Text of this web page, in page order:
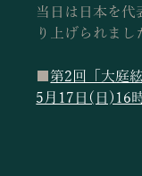
当日は日本を代
り上げられまし
第2回「大庭
5月17日(日)16